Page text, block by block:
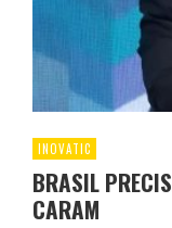
INOVATIC
BRASIL
CARAM